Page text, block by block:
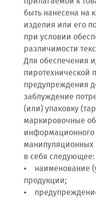
быть нанесена на
изделия или его
при условии
различимости
Для обеспечения
пиротехнической
предупреждения
заблуждение
(или) упаковку
маркировочные
информационного
в себя следующее:
• наименование
продукции;
•